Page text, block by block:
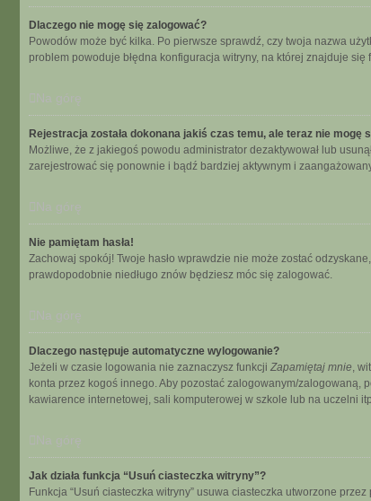
Dlaczego nie mogę się zalogować?
Powodów może być kilka. Po pierwsze sprawdź, czy twoja nazwa
problem powoduje błędna konfiguracja witryny, na której znajduje
Na górę
Rejestracja została dokonana jakiś czas temu, ale teraz nie mogę
Możliwe, że z jakiegoś powodu administrator dezaktywował lub
zarejestrować się ponownie i bądź bardziej aktywnym i
Na górę
Nie pamiętam hasła!
Zachowaj spokój! Twoje hasło wprawdzie nie może zostać
prawdopodobnie niedługo znów będziesz móc się zalogować.
Na górę
Dlaczego następuje automatyczne wylogowanie?
Jeżeli w czasie logowania nie zaznaczysz funkcji Zapamiętaj mnie,
konta przez kogoś innego. Aby pozostać zalogowanym/zalogowaną,
kawiarence internetowej, sali komputerowej w szkole lub na uczelni
Na górę
Jak działa funkcja “Usuń ciasteczka witryny”?
Funkcja “Usuń ciasteczka witryny” usuwa ciasteczka utworzone